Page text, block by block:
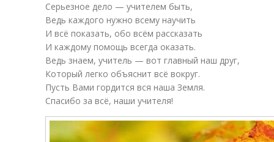
Серьезное дело — учителем быть,
Ведь каждого нужно всему научить
И всё показать, обо всём рассказать
И каждому помощь всегда оказать.
Ведь знаем, учитель — вот главный наш друг,
Который легко объяснит всё вокруг.
Пусть Вами гордится вся наша Земля.
Спасибо за всё, наши учителя!